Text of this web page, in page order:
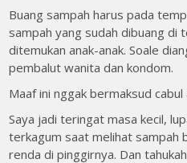
Buang sampah harus pada
sampah yang sudah dibuang di
ditemukan anak-anak. Soale
pembalut wanita dan kondom.
Maaf ini nggak bermaksud
Saya jadi teringat masa kecil,
terkagum saat melihat sampah
renda di pinggirnya. Dan